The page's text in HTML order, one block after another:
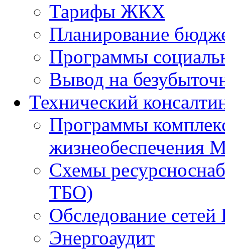
Тарифы ЖКХ
Планирование
Программы
Вывод на
Технический
Программы
жизнеобеспечения
Схемы
ТБО)
Обследование
Энергоаудит